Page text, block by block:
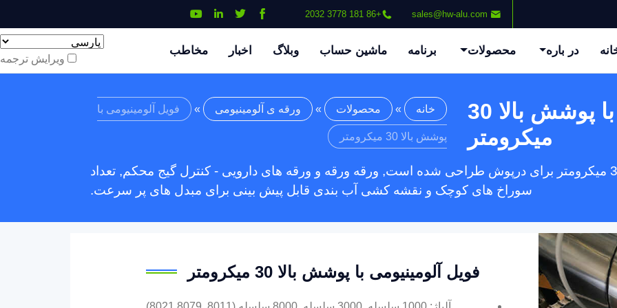
sales@hw-alu.com
+86 181 3778 2032
در باره محصولات برنامه ماشین حساب وبلاگ اخبار مخاطب
ویرایش ترجمه
فویل آلومینیومی با پوشش بالا 30
میکرومتر
خانه » محصولات » ورقه ی آلومینیومی » فویل آلومینیومی با
پوشش بالا 30 میکرومتر
فویل آلومینیومی با پوشش بالا 30 میکرومتر برای درپوش طراحی شده است, ورقه ورقه و ورقه های دارویی - کنترل گیج محکم, تعداد
سوراخ های کوچک و نقشه کشی آب بندی قابل پیش بینی برای مبدل های پر سرعت.
فویل آلومینیومی با پوشش بالا 30 میکرومتر